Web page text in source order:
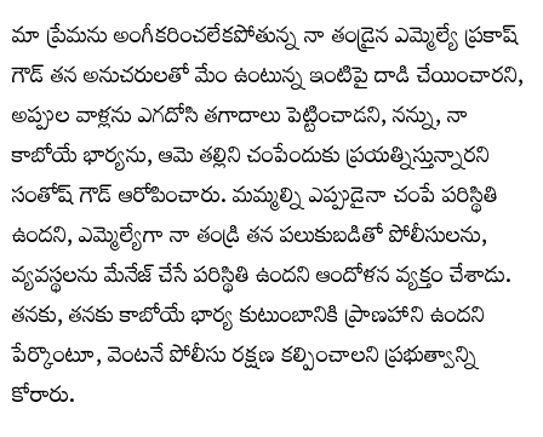
మా ప్రేమను అంగీకరించలేకపోతున్న నా తండ్రైన ఎమ్మెల్యే ప్రకాష్
గౌడ్ తన అనుచరులతో మేం ఉంటున్న ఇంటిపై దాడి చేయించారని,
అప్పుల వాళ్లను ఎగదోసి తగాదాలు పెట్టించాడని, నన్ను, నా
కాబోయే భార్యను, ఆమె తల్లిని చంపేందుకు ప్రయత్నిస్తున్నారని
సంతోష్ గౌడ్ ఆరోపించారు. మమ్మల్ని ఎప్పుడైనా చంపే పరిస్థితి
ఉందని, ఎమ్మెల్యేగా నా తండ్రి తన పలుకుబడితో పోలీసులను,
వ్యవస్థలను మేనేజ్ చేసే పరిస్థితి ఉందని ఆందోళన వ్యక్తం చేశాడు.
తనకు, తనకు కాబోయే భార్య కుటుంబానికి ప్రాణహాని ఉందని
పేర్కొంటూ, వెంటనే పోలీసు రక్షణ కల్పించాలని ప్రభుత్వాన్ని
కోరారు.